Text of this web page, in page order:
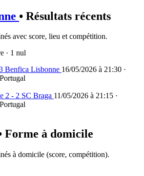
• Résultats récents
avec score, lieu et compétition.
· 1 nul
Benfica Lisbonne 16/05/2026 à 21:30 ·
2 - 2 SC Braga 11/05/2026 à 21:15 ·
Forme à domicile
à domicile (score, compétition).